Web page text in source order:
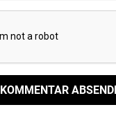
KOMMENTAR